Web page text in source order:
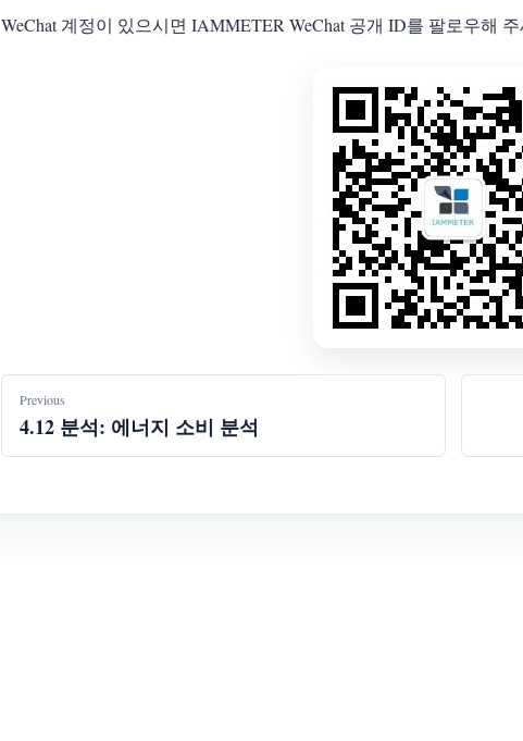
WeChat 계정이 있으시면 IAMMETER WeChat 공개 ID를 팔로우해
Previous
4.12 분석: 에너지 소비 분석